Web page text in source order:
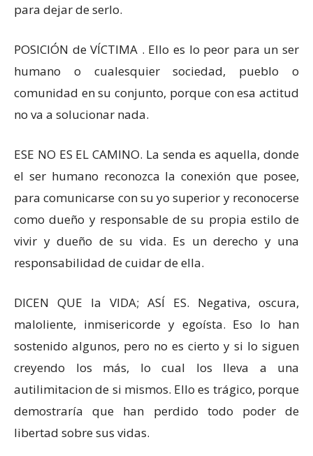
para dejar de serlo.
POSICIÓN de VÍCTIMA . Ello es lo peor para un ser
humano o cualesquier sociedad, pueblo o
comunidad en su conjunto, porque con esa actitud
no va a solucionar nada.
ESE NO ES EL CAMINO. La senda es aquella, donde
el ser humano reconozca la conexión que posee,
para comunicarse con su yo superior y reconocerse
como dueño y responsable de su propia estilo de
vivir y dueño de su vida. Es un derecho y una
responsabilidad de cuidar de ella.
DICEN QUE la VIDA; ASÍ ES. Negativa, oscura,
maloliente, inmisericorde y egoísta. Eso lo han
sostenido algunos, pero no es cierto y si lo siguen
creyendo los más, lo cual los lleva a una
autilimitacion de si mismos. Ello es trágico, porque
demostraría que han perdido todo poder de
libertad sobre sus vidas.